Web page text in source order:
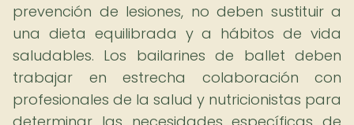
prevención de lesiones, no deben sustituir a
una dieta equilibrada y a hábitos de vida
saludables. Los bailarines de ballet deben
trabajar en estrecha colaboración con
profesionales de la salud y nutricionistas para